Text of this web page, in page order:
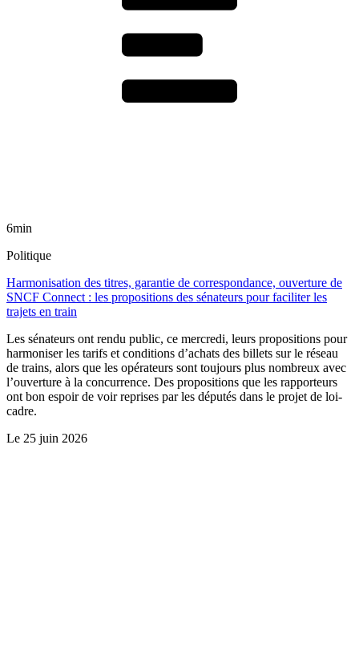
6min
Politique
Harmonisation des titres, garantie de correspondance, ouverture de
SNCF Connect : les propositions des sénateurs pour faciliter les
trajets en train
Les sénateurs ont rendu public, ce mercredi, leurs propositions pour
harmoniser les tarifs et conditions d’achats des billets sur le réseau
de trains, alors que les opérateurs sont toujours plus nombreux avec
l’ouverture à la concurrence. Des propositions que les rapporteurs
ont bon espoir de voir reprises par les députés dans le projet de loi-
cadre.
Le 25 juin 2026